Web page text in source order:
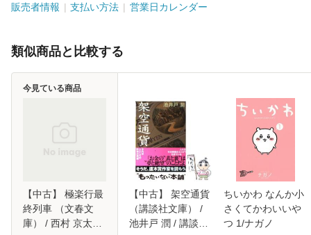
販売者情報 支払い方法 営業日カレンダー
類似商品と比較する
【中古】 極楽行最
終列車 （文春文
庫） / 西村 京太郎
今見ている商品
【中古】 架空通貨
（講談社文庫） /
池井戸 潤 / 講談社
ちいかわ なんか小
さくてかわいいや
つ 1/ナガノ